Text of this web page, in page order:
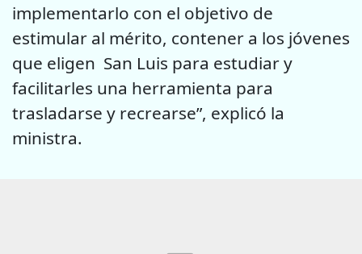
implementarlo con el objetivo de
estimular al mérito, contener a los jóvenes
que eligen San Luis para estudiar y
facilitarles una herramienta para
trasladarse y recrearse”, explicó la
ministra.